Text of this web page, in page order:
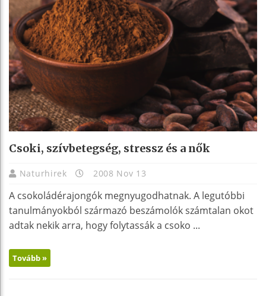
Csoki, szívbetegség, stressz és a nők
Naturhirek 2008 Nov 13
A csokoládérajongók megnyugodhatnak. A legutóbbi
tanulmányokból származó beszámolók számtalan okot
adtak nekik arra, hogy folytassák a csoko ...
Tovább »